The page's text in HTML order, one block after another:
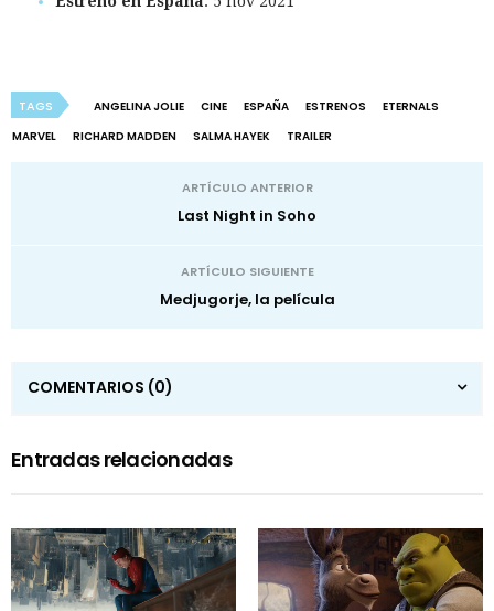
TAGS ANGELINA JOLIE CINE ESPAÑA ESTRENOS
ETERNALS
MARVEL
RICHARD MADDEN SALMA HAYEK TRAILER
ARTÍCULO ANTERIOR
Last Night in Soho
ARTÍCULO SIGUIENTE
Medjugorje, la película
COMENTARIOS (0)
Entradas relacionadas